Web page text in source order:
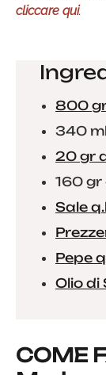
cliccare qui.
800
340
20 gr
160
Sale
Pepe
Olio di
COME